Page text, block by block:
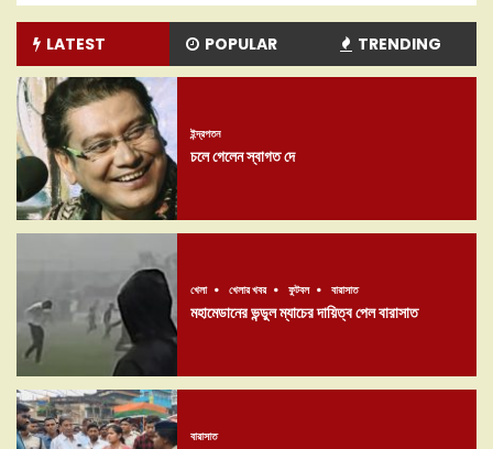
LATEST POPULAR TRENDING
ইন্দ্রপতন
চলে গেলেন স্বাগত দে
খেলা খেলার খবর ফুটবল বারাসাত
মহামেডানের ভন্ডুল ম্যাচের দায়িত্ব পেল বারাসাত
বারাসাত